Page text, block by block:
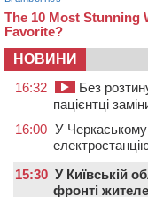
НОВИНИ
16:32
Без
пацієнтці
16:00 У Черкаському
15:30 У Київській
фронті